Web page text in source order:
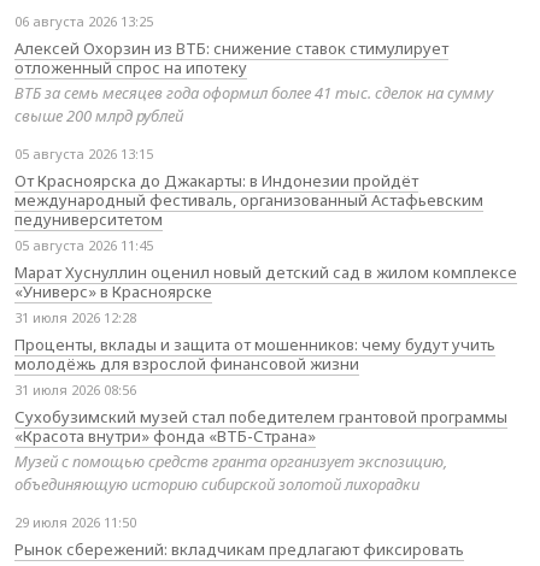
06 августа 2026 13:25
Алексей Охорзин из ВТБ: снижение ставок стимулирует
отложенный спрос на ипотеку
ВТБ за семь месяцев года оформил более 41 тыс. сделок на сумму
свыше 200 млрд рублей
05 августа 2026 13:15
От Красноярска до Джакарты: в Индонезии пройдёт
международный фестиваль, организованный Астафьевским
педуниверситетом
05 августа 2026 11:45
Марат Хуснуллин оценил новый детский сад в жилом комплексе
«Универс» в Красноярске
31 июля 2026 12:28
Проценты, вклады и защита от мошенников: чему будут учить
молодёжь для взрослой финансовой жизни
31 июля 2026 08:56
Сухобузимский музей стал победителем грантовой программы
«Красота внутри» фонда «ВТБ-Страна»
Музей с помощью средств гранта организует экспозицию,
объединяющую историю сибирской золотой лихорадки
29 июля 2026 11:50
Рынок сбережений: вкладчикам предлагают фиксировать